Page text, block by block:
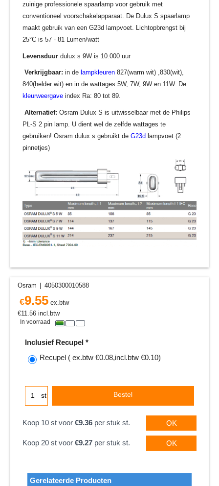
zuinige professionele spaarlamp voor gebruik met
conventioneel voorschakelapparaat. De Dulux S spaarlamp
maakt gebruik van een G23d lampvoet. Lichtopbrengst bij
25°C is 57 - 81 Lumen/watt
Levensduur dulux s 9W is 10.000 uur
Verkrijgbaar: in de lampkleuren 827(warm wit) ,830(wit),
840(helder wit) en in de wattages 5W, 7W, 9W en 11W. De
kleurweergave index Ra: 80 tot 89.
Alternatief: Osram Dulux S is uitwisselbaar met de Philips
PL-S 2 pin lamp. U dient wel de zelfde wattages te
gebruiken! Osram dulux s gebruikt de G23d lampvoet (2
pinnetjes)
Osram 4050300010588
€9.55 ex.btw
€11.56 incl.btw
In voorraad
Inclusief Recupel *
Recupel ( ex.btw €0.08,incl.btw €0.10)
st Bestel
Koop 10 st voor €9.36 per stuk st. OK
Koop 20 st voor €9.27 per stuk st. OK
Gerelateerde Producten